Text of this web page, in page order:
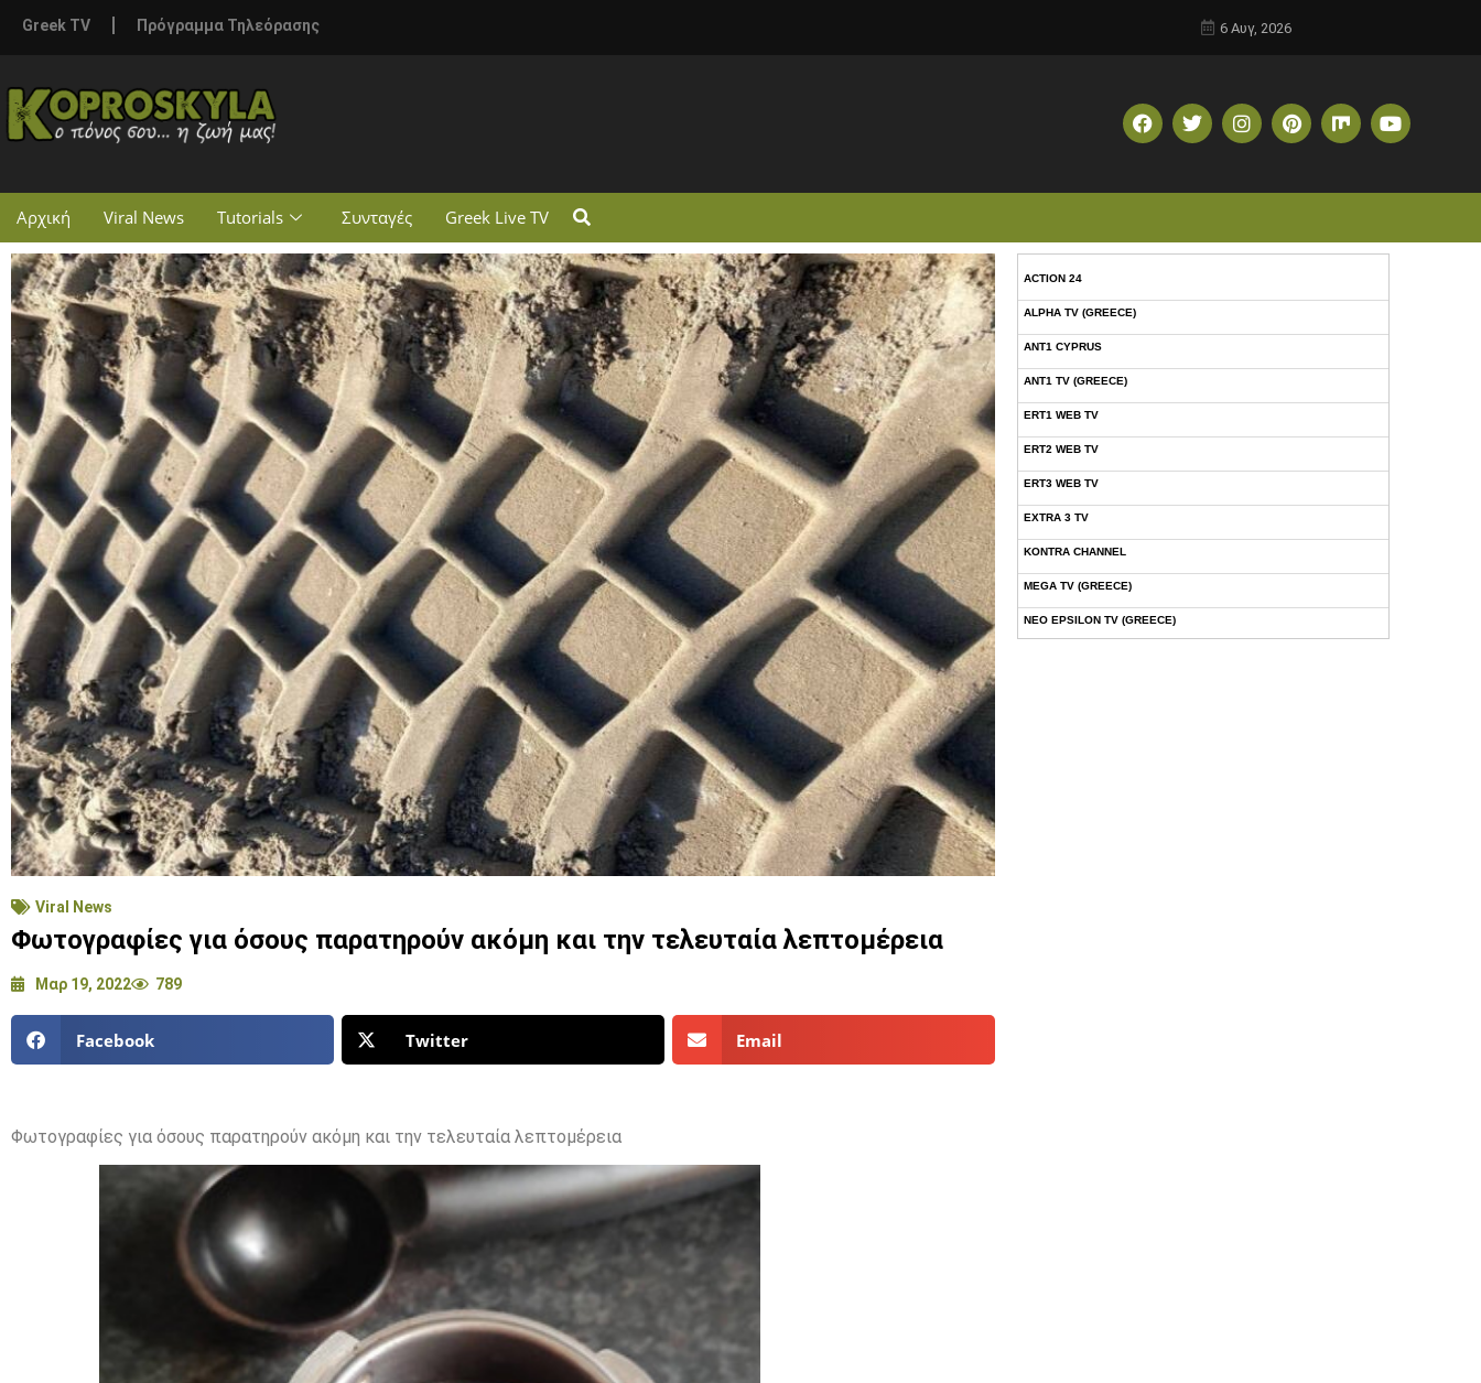
Greek TV Πρόγραμμα Τηλεόρασης 6 Αυγ, 2026
Αρχική Viral News Tutorials Συνταγές Greek Live TV
Viral News
Φωτογραφίες για όσους παρατηρούν ακόμη και την τελευταία λεπτομέρεια
Μαρ 19, 2022 789
Facebook Twitter Email
Φωτογραφίες για όσους παρατηρούν ακόμη και την τελευταία λεπτομέρεια
ACTION 24
ALPHA TV (GREECE)
ANT1 CYPRUS
ANT1 TV (GREECE)
ERT1 WEB TV
ERT2 WEB TV
ERT3 WEB TV
EXTRA 3 TV
KONTRA CHANNEL
MEGA TV (GREECE)
NEO EPSILON TV (GREECE)